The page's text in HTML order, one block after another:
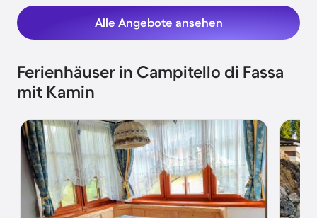
Alle Angebote ansehen
Ferienhäuser in Campitello di Fassa
mit Kamin